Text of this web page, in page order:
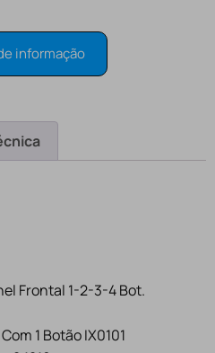
informação
Frontal 1-2-3-4 Bot.
1 Botão IX0101